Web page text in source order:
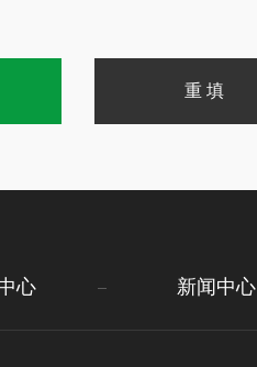
心 新闻中心